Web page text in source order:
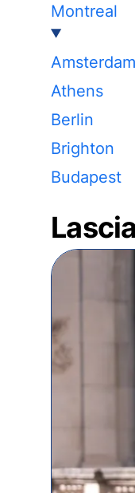
Montreal
Amsterdam
Athens
Berlin
Brighton
Budapest